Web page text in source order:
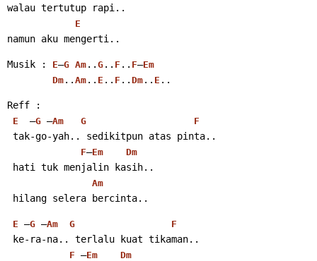
walau tertutup rapi..
E
namun aku mengerti..
Musik : E–G Am .. G .. F .. F–Em
Dm .. Am .. E .. F .. Dm .. E ..
Reff :
E
  –
G –Am G F
tak-go-yah.. sedikitpun atas pinta..
F–Em Dm
hati tuk menjalin kasih..
Am
hilang selera bercinta..
E –G –Am G F
ke-ra-na.. terlalu kuat tikaman..
F –Em Dm